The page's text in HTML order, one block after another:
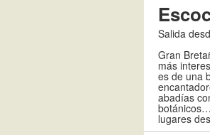
Salida
Gran
más
es de una
abadías
lugares